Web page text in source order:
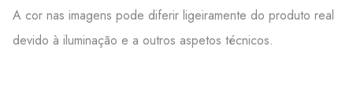
A cor nas imagens pode diferir ligeiramente do produto real
devido à iluminação e a outros aspetos técnicos.